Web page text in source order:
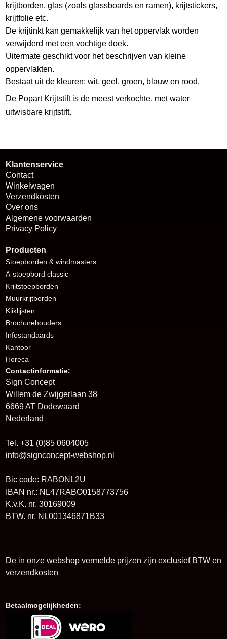
krijtborden, glas (zoals glassboards en ramen), krijtstickers,
krijtfolie etc.
De krijtinkt kan gemakkelijk van het oppervlak worden
verwijderd met een vochtige doek.
Uitermate geschikt voor het beschrijven van kleine
oppervlakten.
Bestaat uit de kleuren: wit, geel, groen, blauw en rood.
De Popart Krijtstift is de meest verkochte, met water
uitwisbare krijtstift.
Klantenservice
Contact
Winkelwagen
Verzendkosten
Over ons
Algemene voorwaarden
Privacy Policy
Producten
Stoepborden & windmasters
A-stoepbord classic
Krijtstoepborden
Muurkrijtborden
Kliklijsten
Brochurehouders
Infostandaards
Kantoor
Horeca
Contactinformatie:
Sign Concept
Willem de Zwijgerlaan 38
6669 AT Dodewaard
Nederland
Tel. +31 (0)85 0604005
info@signconcept-webshop.nl
Bic code: RABONL2U
IBAN nr.: NL47RABO0158773756
K.v.K. nr. 30169009
BTW. nr. NL001346871B33
De in onze webshop vermelde prijzen zijn exclusief BTW en
verzendkosten
Betaalmogelijkheden: